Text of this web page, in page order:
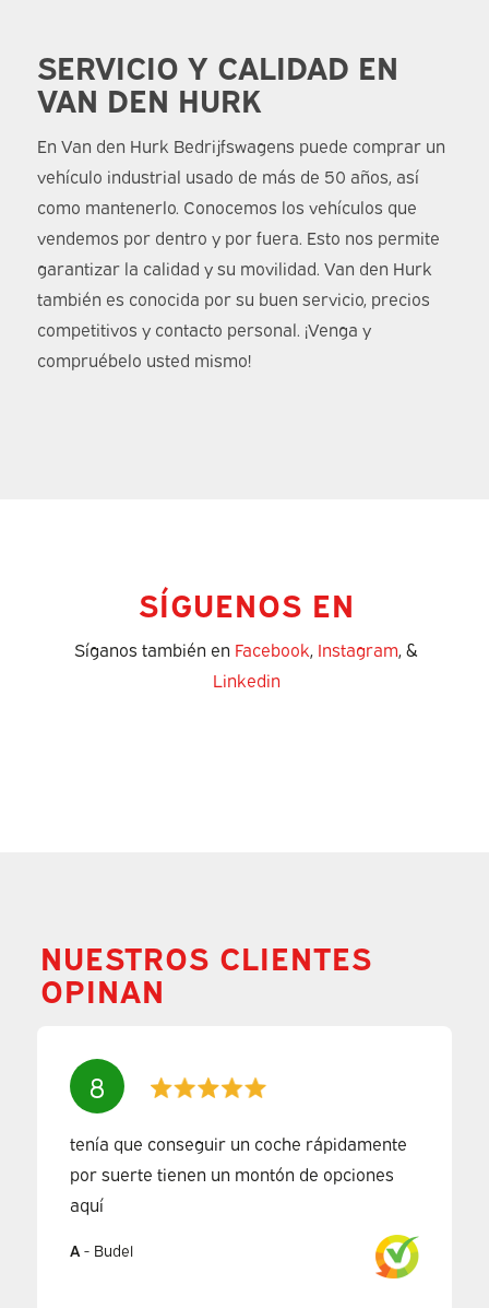
SERVICIO Y CALIDAD EN
VAN DEN HURK
En Van den Hurk Bedrijfswagens puede comprar un
vehículo industrial usado de más de 50 años, así
como mantenerlo. Conocemos los vehículos que
vendemos por dentro y por fuera. Esto nos permite
garantizar la calidad y su movilidad. Van den Hurk
también es conocida por su buen servicio, precios
competitivos y contacto personal. ¡Venga y
compruébelo usted mismo!
SÍGUENOS EN
Síganos también en Facebook, Instagram, &
Linkedin
NUESTROS CLIENTES
OPINAN
8
tenía que conseguir un coche rápidamente
por suerte tienen un montón de opciones
aquí
A- Budel